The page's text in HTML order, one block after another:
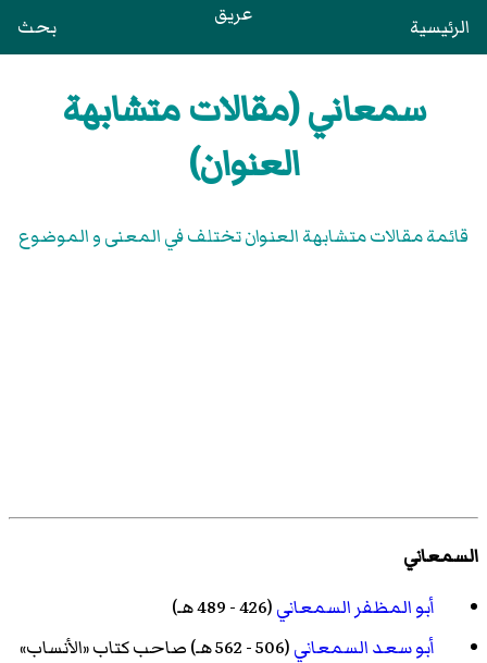
الرئيسية عريق بحث
سمعاني (مقالات متشابهة
العنوان)
قائمة مقالات متشابهة العنوان تختلف في المعنى و الموضوع
السمعاني
أبو المظفر السمعاني(426 - 489 هـ)
أبو سعد السمعاني(506 - 562 هـ) صاحب كتاب «الأنساب»